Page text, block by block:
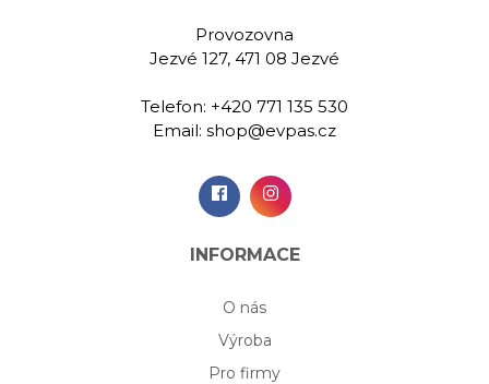
799,00 Kč
košíku
Provozovna
Jezvé 127, 471 08 Jezvé
Telefon: +420 771 135 530
Email: shop@evpas.cz
INFORMACE
O nás
Výroba
Pro firmy